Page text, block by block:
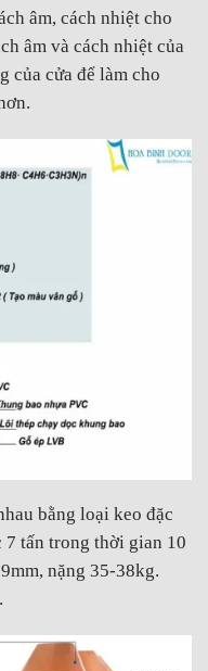
âm, cách nhiệt cho
âm và cách nhiệt của
của cửa để làm cho
bằng loại keo đặc
7 tấn trong thời gian 10
nặng 35-38kg.